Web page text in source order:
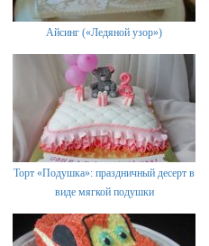
Айсинг («Ледяной узор»)
Торт «Подушка»: праздничный десерт в
виде мягкой подушки